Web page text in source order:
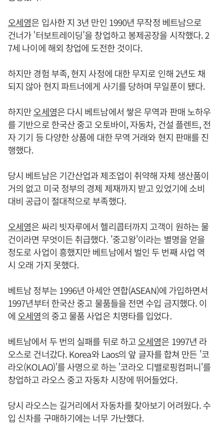
오세영은 입사한 지 3년 만인 1990년 무작정 베트남으로
건너가 '터보트레이딩'을 창업하고 봉제공장을 시작했다. 2
7세 나이에 해외 창업에 도전한 것이다.
하지만 경험 부족, 현지 사정에 대한 무지로 인해 2년도 채
되지 않아 현지 파트너에게 사기를 당하며 무일푼이 됐다.
하지만오세영은 다시 베트남에서 쌓은 무역과 판매 노하우
를 기반으로 한국산 중고 오토바이, 자동차, 건설 플렌트, 전
자 기기 등 다양한 상품에 대한 무역 거래와 현지 판매를 진
행했다.
당시 베트남은 기간산업과 제조업이 취약해 자체 생산품이
거의 없고 미국 정부의 경제 제재까지 받고 있었기에 소비
대비 공급이 절대적으로 부족했다.
오세영은 싸리 빗자루에서 헬리콥터까지 고객이 원하는 물
건이라면 무엇이든 취급했다. '중고왕'이라는 별명을 얻을
정도로 사업이 흥했지만 베트남에서 벌인 두 번째 사업 역
시 오래 가지 못했다.
베트남 정부는 1996년 아세안 연합(ASEAN)에 가입하면서
1997년부터 한국산 중고 물품들을 전면 수입 금지했다. 이
에 오세영의 중고 물품 사업은 치명타를 입었다.
베트남에서 두 번의 실패를 뒤로 하고오세영은 1997년 라
오스로 건너갔다. Korea와 Laos의 앞 글자를 합쳐 만든 '코
라오(KOLAO)'를 사명으로 하는 '코라오 디밸로핑컴퍼니'를
창업하고 라오스 중고 자동차 시장에 뛰어들었다.
당시 라오스는 길거리에서 자동차를 찾아보기 어려웠다. 수
입 신차를 구매하기에는 너무 가난했다.